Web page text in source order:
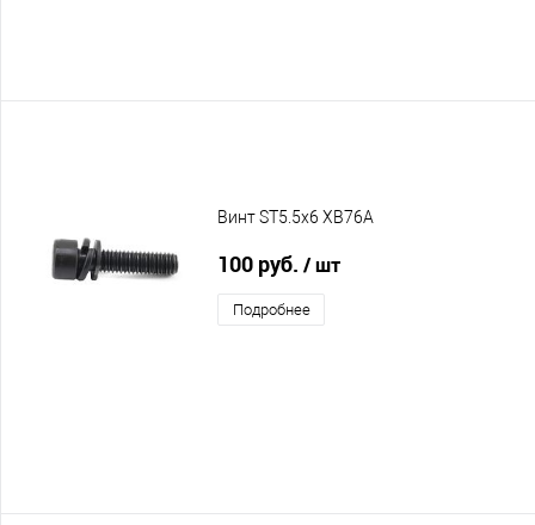
Винт ST5.5x6 XB76A
100 руб. / шт
Подробнее